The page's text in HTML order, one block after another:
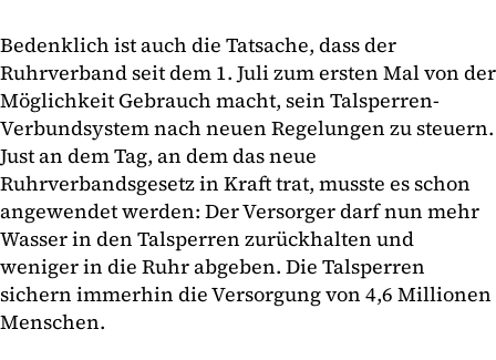
Bedenklich ist auch die Tatsache, dass der
Ruhrverband seit dem 1. Juli zum ersten Mal von der
Möglichkeit Gebrauch macht, sein Talsperren-
Verbundsystem nach neuen Regelungen zu steuern.
Just an dem Tag, an dem das neue
Ruhrverbandsgesetz in Kraft trat, musste es schon
angewendet werden: Der Versorger darf nun mehr
Wasser in den Talsperren zurückhalten und
weniger in die Ruhr abgeben. Die Talsperren
sichern immerhin die Versorgung von 4,6 Millionen
Menschen.